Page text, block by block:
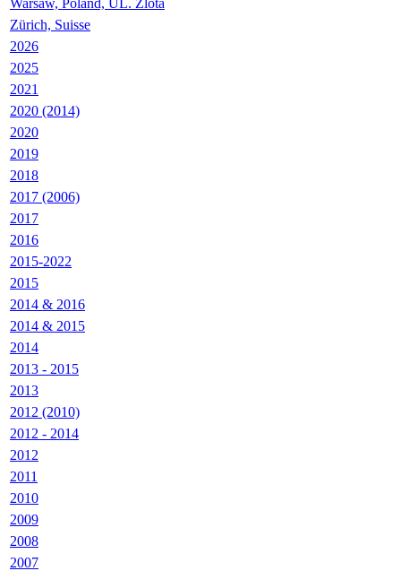
Warsaw, Poland, UL. Zlota
Zürich, Suisse
2026
2025
2021
2020 (2014)
2020
2019
2018
2017 (2006)
2017
2016
2015-2022
2015
2014 & 2016
2014 & 2015
2014
2013 - 2015
2013
2012 (2010)
2012 - 2014
2012
2011
2010
2009
2008
2007